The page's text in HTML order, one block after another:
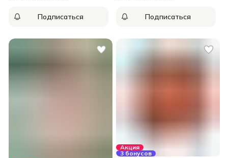
Подписаться Подписаться
Акция
3 бонусов